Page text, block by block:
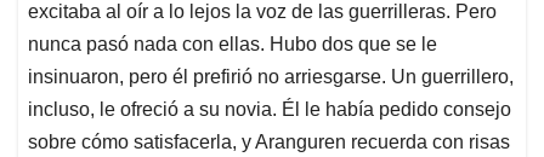
excitaba al oír a lo lejos la voz de las guerrilleras. Pero
nunca pasó nada con ellas. Hubo dos que se le
insinuaron, pero él prefirió no arriesgarse. Un guerrillero,
incluso, le ofreció a su novia. Él le había pedido consejo
sobre cómo satisfacerla, y Aranguren recuerda con risas